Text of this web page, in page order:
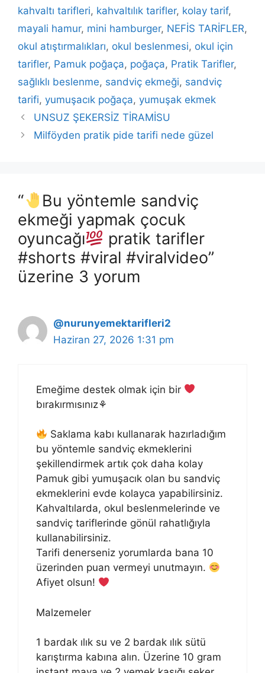
kahvaltı tarifleri, kahvaltılık tarifler, kolay tarif,
mayali hamur, mini hamburger, NEFİS TARİFLER,
okul atıştırmalıkları, okul beslenmesi, okul için
tarifler, Pamuk poğaça, poğaça, Pratik Tarifler,
sağlıklı beslenme, sandviç ekmeği, sandviç
tarifi, yumuşacık poğaça, yumuşak ekmek
UNSUZ ŞEKERSİZ TİRAMİSU
Milföyden pratik pide tarifi nede güzel
“
Bu yöntemle sandviç
ekmeği yapmak çocuk
oyuncağı
pratik tarifler
#shorts #viral #viralvideo”
üzerine 3 yorum
@nurunyemektarifleri2
Haziran 27, 2026 1:31 pm
Emeğime destek olmak için bir
bırakırmısınız⚘
Saklama kabı kullanarak hazırladığım
bu yöntemle sandviç ekmeklerini
şekillendirmek artık çok daha kolay
Pamuk gibi yumuşacık olan bu sandviç
ekmeklerini evde kolayca yapabilirsiniz.
Kahvaltılarda, okul beslenmelerinde ve
sandviç tariflerinde gönül rahatlığıyla
kullanabilirsiniz.
Tarifi denerseniz yorumlarda bana 10
üzerinden puan vermeyi unutmayın.
Afiyet olsun!
Malzemeler
1 bardak ılık su ve 2 bardak ılık sütü
karıştırma kabına alın. Üzerine 10 gram